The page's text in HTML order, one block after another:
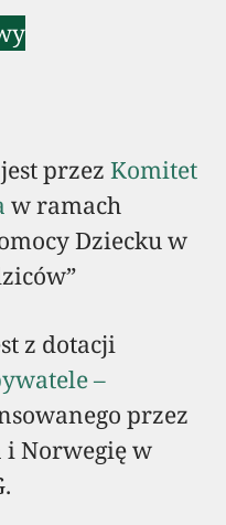
przez Komitet
w ramach
Dziecku w
z dotacji
–
przez
i Norwegię w